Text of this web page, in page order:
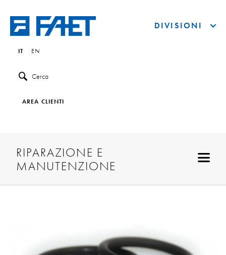
IT EN
Cerca
AREA CLIENTI
DIVISIONI
RIPARAZIONE E
MANUTENZIONE